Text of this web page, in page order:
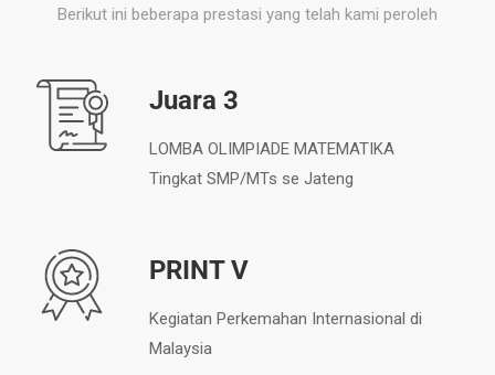
Berikut ini beberapa prestasi yang telah kami peroleh
Juara 3
LOMBA OLIMPIADE MATEMATIKA
Tingkat SMP/MTs se Jateng
PRINT V
Kegiatan Perkemahan Internasional di
Malaysia